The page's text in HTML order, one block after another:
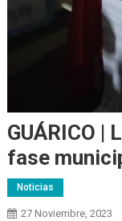
GUÁRICO |
fase
Noticias
27 Noviembre, 2023